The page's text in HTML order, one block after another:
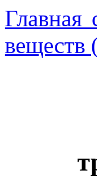
Главная
веществ